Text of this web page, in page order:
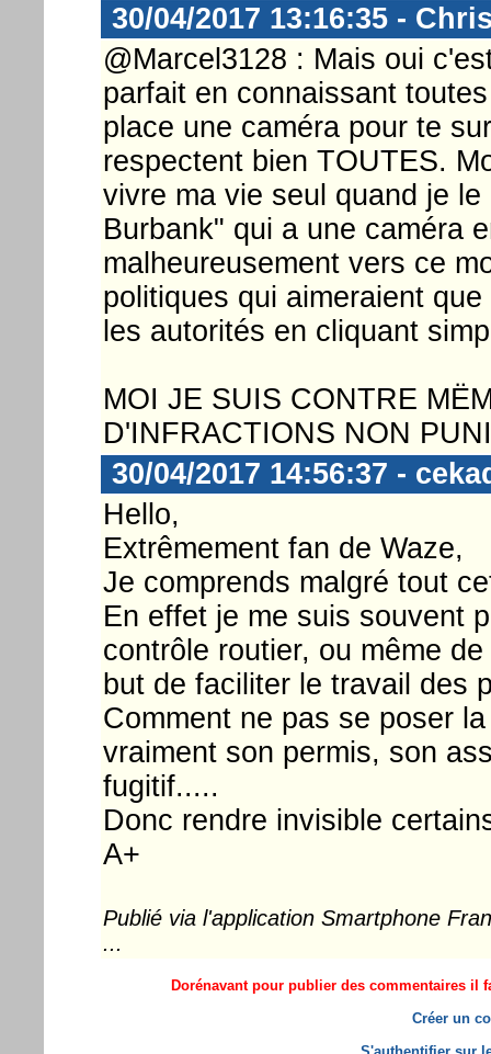
30/04/2017 13:16:35 -
@Marcel3128 : Mais oui
parfait en connaissant
place une caméra pour te
respectent bien TOUTES.
vivre ma vie seul quand je
Burbank" qui a une caméra
malheureusement vers ce
politiques qui aimeraient
les autorités en cliquant
MOI JE SUIS CONTRE
D'INFRACTIONS NON
30/04/2017 14:56:37 -
Hello,
Extrêmement fan de Waze,
Je comprends malgré tout
En effet je me suis souvent
contrôle routier, ou même
but de faciliter le travail des
Comment ne pas se poser
vraiment son permis, son
fugitif.....
Donc rendre invisible
A+
Publié via l'application Smartphone
...
Dorénavant pour publier des commentaires il
Créer un